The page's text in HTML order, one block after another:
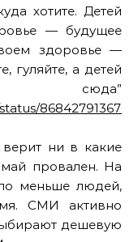
хотите. Детей
— будущее
здоровье —
гуляйте, а детей
сюда”
ни в какие
провален. На
меньше людей,
СМИ активно
дешевую